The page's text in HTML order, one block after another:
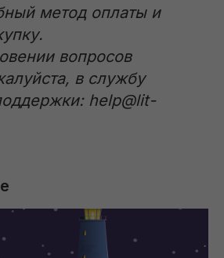
метод оплаты и
вопросов
в службу
help@lit-